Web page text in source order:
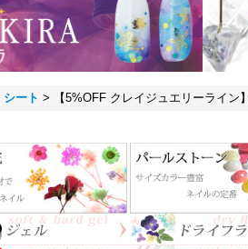
シート > 【5%OFF クレイジュエリーライ